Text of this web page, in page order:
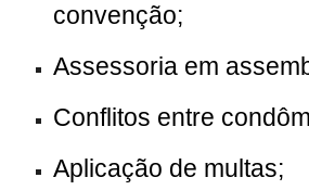
convenção;
Assessoria em
Conflitos entre
Aplicação de multas;